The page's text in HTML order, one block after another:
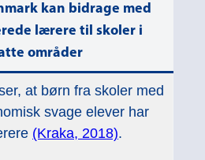
kan bidrage med
lærere til skoler i
områder
at børn fra skoler med
svage elever har
(Kraka, 2018).